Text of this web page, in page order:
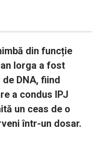
din funcție
Iorga a fost
DNA, fiind
a condus IPJ
un ceas de o
într-un dosar.